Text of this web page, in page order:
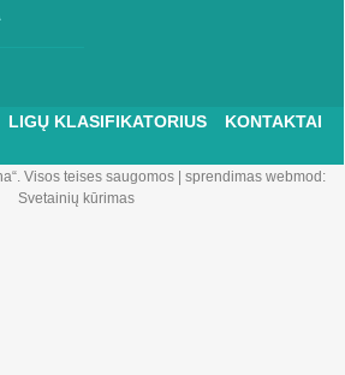
LIGŲ KLASIFIKATORIUS
KONTAKTAI
Visos teises saugomos| sprendimas webmod:
Svetainių kūrimas